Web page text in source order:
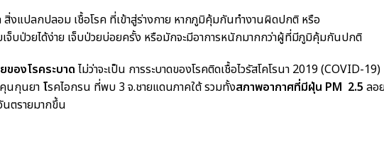
งแปลกปลอม เชื้อโรค ที่เข้าสู่ร่างกาย หากภูมิคุ้มกันทำงานผิดปกติ หรือ
บป่วยได้ง่าย เจ็บป่วยบ่อยครั้ง หรือมักจะมีอาการหนักมากกว่าผู้ที่มีภูมิคุ้มกันปกติ
ของโรคระบาด ไม่ว่าจะเป็น การระบาดของโรคติดเชื้อไวรัสโคโรนา 2019 (COVID-19)
คุนกุนยา โรคไอกรน ที่พบ 3 จ.ชายแดนภาคใต้ รวมทั้งสภาพอากาศที่มีฝุ่น PM 2.5 ลอ
ตรายมากขึ้น